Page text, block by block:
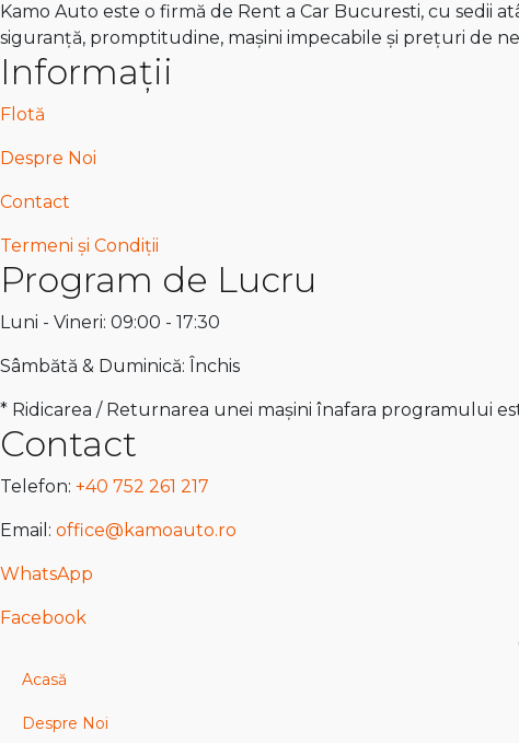
Kamo Auto este o firmă de Rent a Car Bucuresti, cu sedii
siguranță, promptitudine, mașini impecabile și prețuri de
Informații
Flotă
Despre Noi
Contact
Termeni și Condiții
Program de Lucru
Luni - Vineri: 09:00 - 17:30
Sâmbătă & Duminică: Închis
* Ridicarea / Returnarea unei mașini înafara programului
Contact
Telefon: +40 752 261 217
Email: office@kamoauto.ro
WhatsApp
Facebook
Acasă
Despre Noi